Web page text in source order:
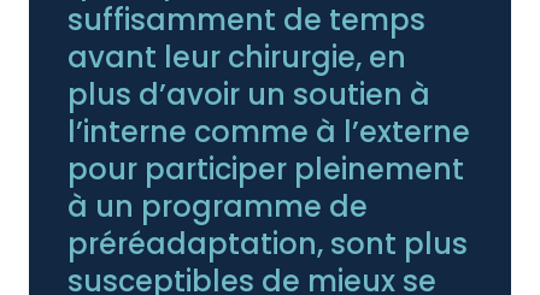
suffisamment de temps
avant leur chirurgie, en
plus d’avoir un soutien à
l’interne comme à l’externe
pour participer pleinement
à un programme de
préréadaptation, sont plus
susceptibles de mieux se